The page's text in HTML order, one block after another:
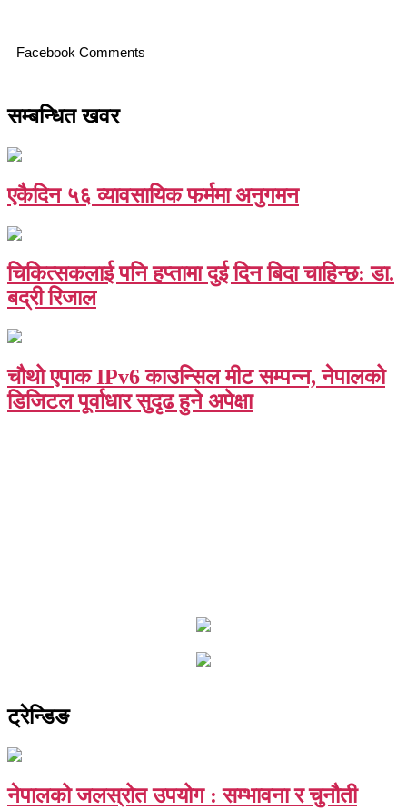
Facebook Comments
सम्बन्धित खवर
एकैदिन ५६ व्यावसायिक फर्ममा अनुगमन
चिकित्सकलाई पनि हप्तामा दुई दिन बिदा चाहिन्छ: डा.
बद्री रिजाल
चौथो एपाक IPv6 काउन्सिल मीट सम्पन्न, नेपालको
डिजिटल पूर्वाधार सुदृढ हुने अपेक्षा
ट्रेन्डिङ
नेपालको जलस्रोत उपयोग : सम्भावना र चुनौती